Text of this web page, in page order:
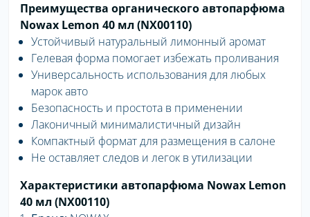
Преимущества органического автопарфюма
Nowax Lemon 40 мл (NX00110)
Устойчивый натуральный лимонный аромат
Гелевая форма помогает избежать проливания
Универсальность использования для любых
марок авто
Безопасность и простота в применении
Лаконичный минималистичный дизайн
Компактный формат для размещения в салоне
Не оставляет следов и легок в утилизации
Характеристики автопарфюма Nowax Lemon
40 мл (NX00110)